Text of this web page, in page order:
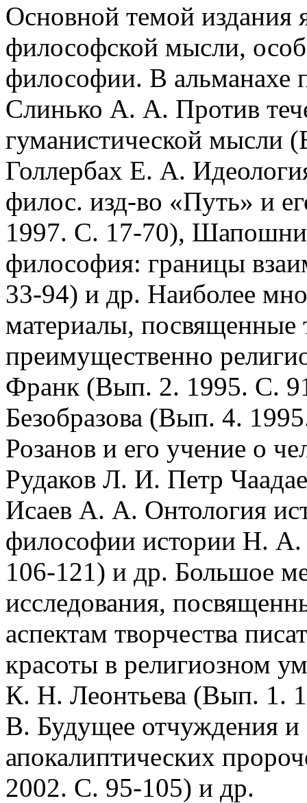
Основной темой издания
философской мысли,
философии. В альманахе
Слинько А. А. Против
гуманистической мысли
Голлербах Е. А.
филос. изд-во «Путь» и
1997. С. 17-70),
философия: границы
33-94) и др. Наиболее
материалы, посвященные
преимущественно
Франк (Вып. 2. 1995. С.
Безобразова (Вып. 4.
Розанов и его учение о
Рудаков Л. И. Петр
Исаев А. А. Онтология
философии истории Н.
106-121) и др. Большое
исследования,
аспектам творчества
красоты в религиозном
К. Н. Леонтьева (Вып. 1.
В. Будущее отчуждения и
апокалиптических
2002. С. 95-105) и др.